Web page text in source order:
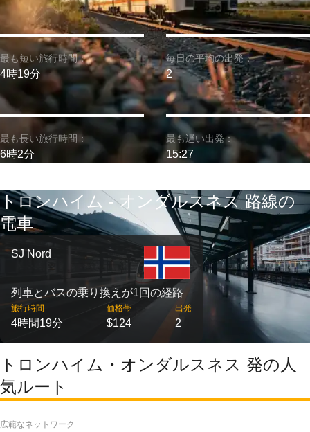
最も短い旅行時間：
4時19分
最も長い旅行時間：
6時2分
毎日の平均の出発：
2
最も遅い出発：
15:27
トロンハイム - オンダルスネス 路線の
電車
SJ Nord
列車とバスの乗り換えが1回の経路
旅行時間
4時間19分
価格帯
$124
出発
2
トロンハイム・オンダルスネス 発の人
気ルート
広範なネットワーク